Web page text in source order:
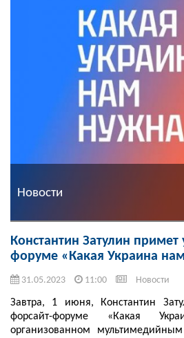
Новости
Константин Затулин примет
форуме «Какая Украина
31.05.2023 11:00 Новости
Завтра, 1 июня, Константин
форсайт-форуме «Какая
организованном